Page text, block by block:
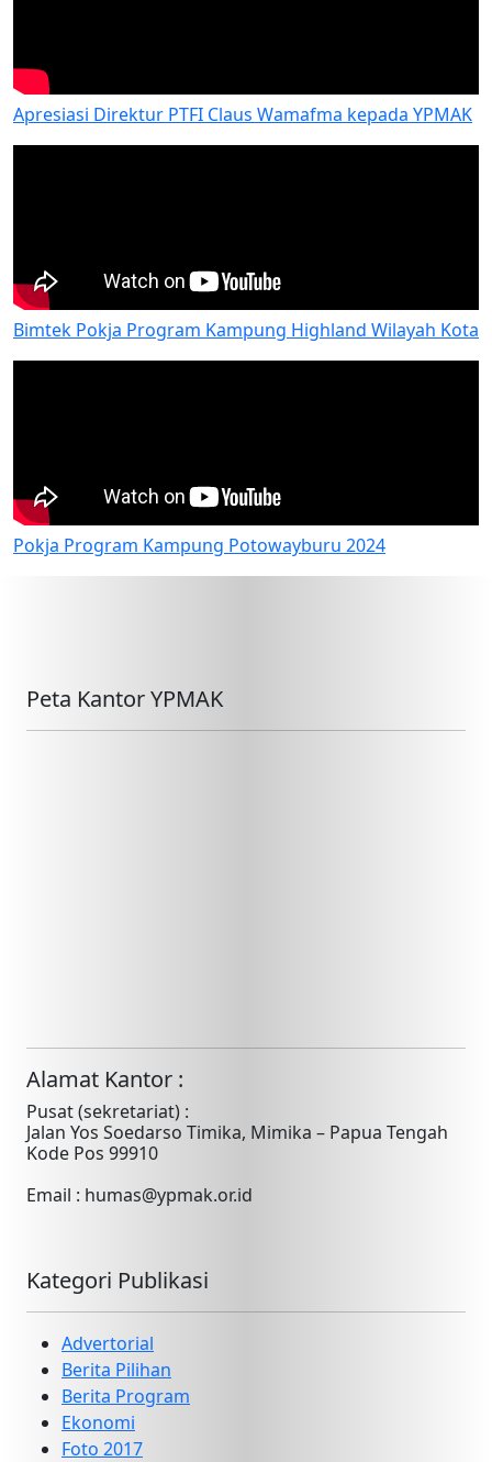
Apresiasi Direktur PTFI Claus Wamafma kepada YPMAK
Bimtek Pokja Program Kampung Highland Wilayah Kota
Pokja Program Kampung Potowayburu 2024
Peta Kantor YPMAK
Alamat Kantor :
Pusat (sekretariat) :
Jalan Yos Soedarso Timika, Mimika – Papua Tengah
Kode Pos 99910
Email : humas@ypmak.or.id
Kategori Publikasi
Advertorial
Berita Pilihan
Berita Program
Ekonomi
Foto 2017